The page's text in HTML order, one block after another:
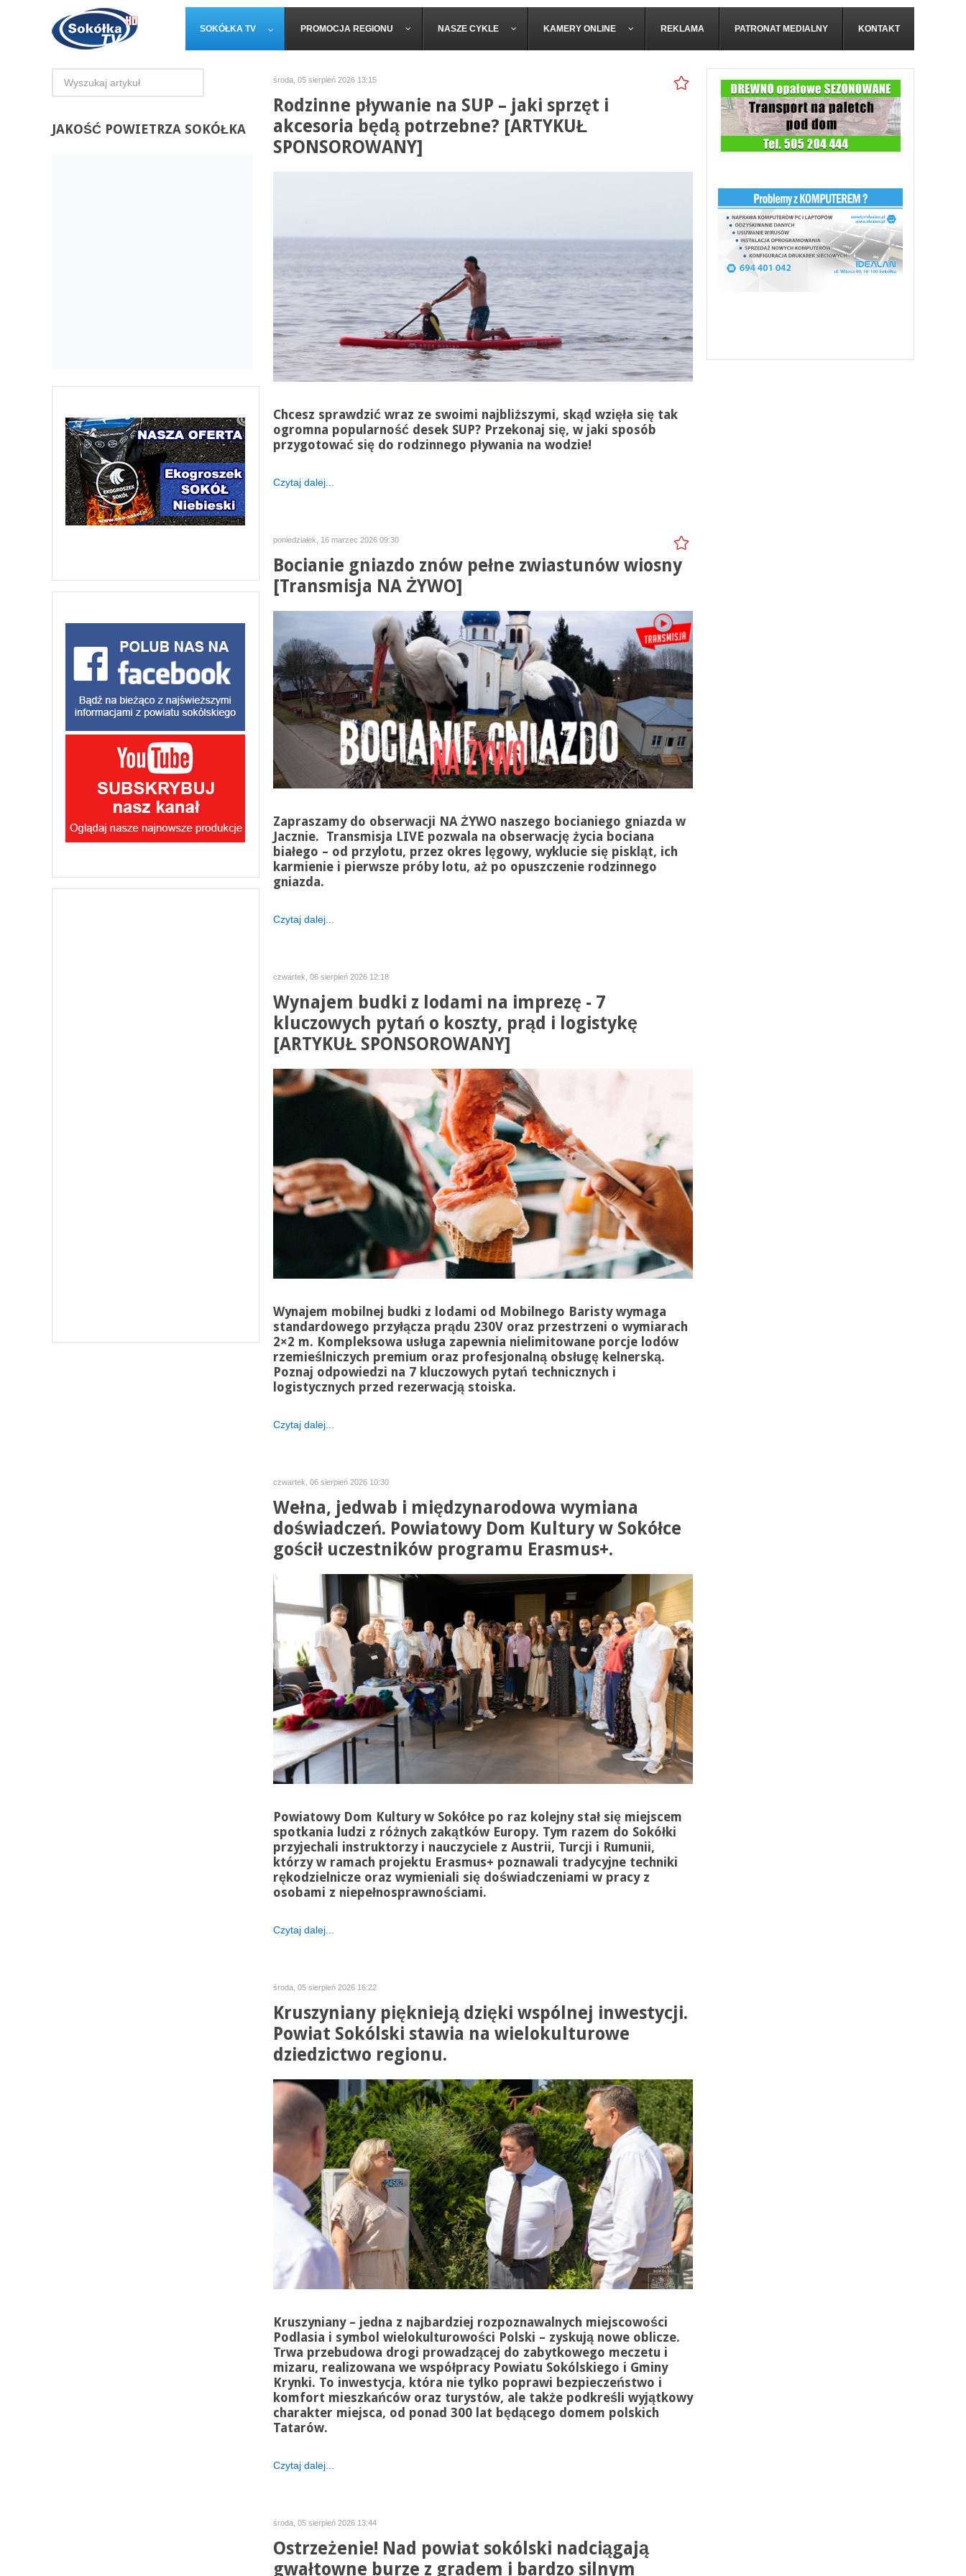
SOKÓŁKA TV PROMOCJA REGIONU NASZE CYKLE KAMERY ONLINE REKLAMA PATRONAT MEDIALNY KONTAKT
środa, 05 sierpień 2026 13:15
Rodzinne pływanie na SUP – jaki sprzęt i
akcesoria będą potrzebne? [ARTYKUŁ
SPONSOROWANY]
Chcesz sprawdzić wraz ze swoimi najbliższymi, skąd wzięła się tak
ogromna popularność desek SUP? Przekonaj się, w jaki sposób
przygotować się do rodzinnego pływania na wodzie!
Czytaj dalej...
poniedziałek, 16 marzec 2026 09:30
Bocianie gniazdo znów pełne zwiastunów wiosny
[Transmisja NA ŻYWO]
Zapraszamy do obserwacji NA ŻYWO naszego bocianiego gniazda w
Jacznie. Transmisja LIVE pozwala na obserwację życia bociana
białego – od przylotu, przez okres lęgowy, wyklucie się piskląt, ich
karmienie i pierwsze próby lotu, aż po opuszczenie rodzinnego
gniazda.
Czytaj dalej...
czwartek, 06 sierpień 2026 12:18
Wynajem budki z lodami na imprezę - 7
kluczowych pytań o koszty, prąd i logistykę
[ARTYKUŁ SPONSOROWANY]
Wynajem mobilnej budki z lodami od Mobilnego Baristy wymaga
standardowego przyłącza prądu 230V oraz przestrzeni o wymiarach
2×2 m. Kompleksowa usługa zapewnia nielimitowane porcje lodów
rzemieślniczych premium oraz profesjonalną obsługę kelnerską.
Poznaj odpowiedzi na 7 kluczowych pytań technicznych i
logistycznych przed rezerwacją stoiska.
Czytaj dalej...
czwartek, 06 sierpień 2026 10:30
Wełna, jedwab i międzynarodowa wymiana
doświadczeń. Powiatowy Dom Kultury w Sokółce
gościł uczestników programu Erasmus+.
Powiatowy Dom Kultury w Sokółce po raz kolejny stał się miejscem
spotkania ludzi z różnych zakątków Europy. Tym razem do Sokółki
przyjechali instruktorzy i nauczyciele z Austrii, Turcji i Rumunii,
którzy w ramach projektu Erasmus+ poznawali tradycyjne techniki
rękodzielnicze oraz wymieniali się doświadczeniami w pracy z
osobami z niepełnosprawnościami.
Czytaj dalej...
środa, 05 sierpień 2026 16:22
Kruszyniany pięknieją dzięki wspólnej inwestycji.
Powiat Sokólski stawia na wielokulturowe
dziedzictwo regionu.
Kruszyniany – jedna z najbardziej rozpoznawalnych miejscowości
Podlasia i symbol wielokulturowości Polski – zyskują nowe oblicze.
Trwa przebudowa drogi prowadzącej do zabytkowego meczetu i
mizaru, realizowana we współpracy Powiatu Sokólskiego i Gminy
Krynki. To inwestycja, która nie tylko poprawi bezpieczeństwo i
komfort mieszkańców oraz turystów, ale także podkreśli wyjątkowy
charakter miejsca, od ponad 300 lat będącego domem polskich
Tatarów.
Czytaj dalej...
środa, 05 sierpień 2026 13:44
Ostrzeżenie! Nad powiat sokólski nadciągają
gwałtowne burze z gradem i bardzo silnym
JAKOŚĆ POWIETRZA SOKÓŁKA